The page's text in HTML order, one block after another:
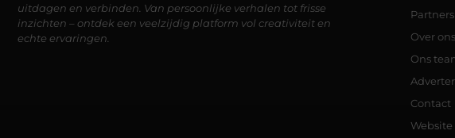
uitdagen en verbinden. Van persoonlijke verhalen tot frisse
inzichten – ontdek een veelzijdig platform vol creativiteit en
echte ervaringen.
Partners
Over ons
Ons
Contact